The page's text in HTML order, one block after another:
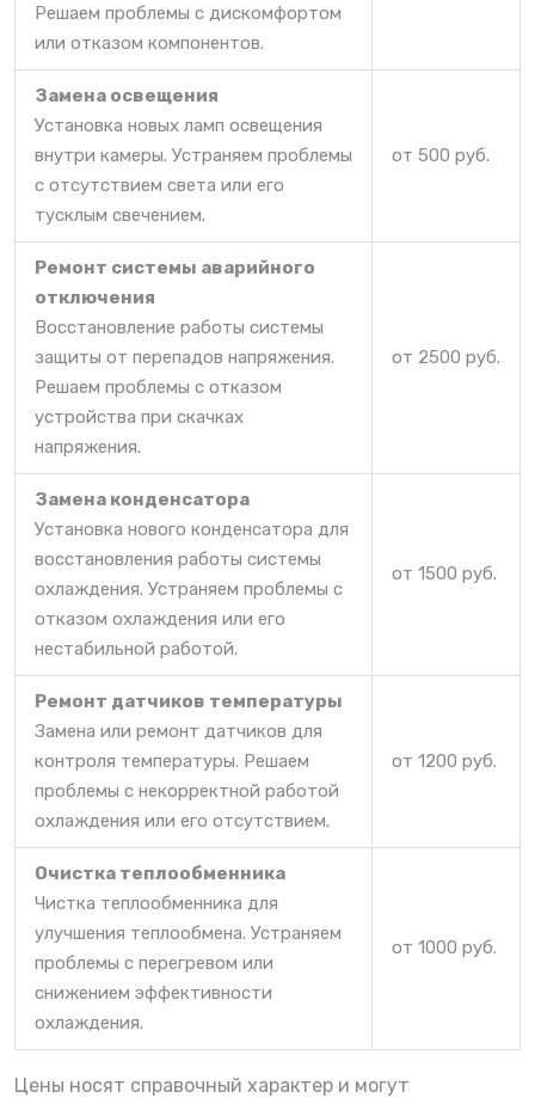
Решаем проблемы с дискомфортом
или отказом компонентов.
Замена освещения
Установка новых ламп освещения
внутри камеры. Устраняем проблемы
с отсутствием света или его
тусклым свечением.
от 500 руб.
Ремонт системы аварийного
отключения
Восстановление работы системы
защиты от перепадов напряжения.
Решаем проблемы с отказом
устройства при скачках
напряжения.
от 2500 руб.
Замена конденсатора
Установка нового конденсатора для
восстановления работы системы
охлаждения. Устраняем проблемы с
отказом охлаждения или его
нестабильной работой.
от 1500 руб.
Ремонт датчиков температуры
Замена или ремонт датчиков для
контроля температуры. Решаем
проблемы с некорректной работой
охлаждения или его отсутствием.
от 1200 руб.
Очистка теплообменника
Чистка теплообменника для
улучшения теплообмена. Устраняем
проблемы с перегревом или
снижением эффективности
охлаждения.
от 1000 руб.
Цены носят справочный характер и могут